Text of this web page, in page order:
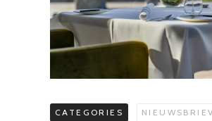
CATEGORIES